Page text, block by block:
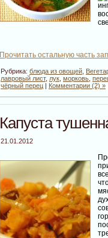
Прочитать остальную часть
Рубрика: блюда из овощей
лавровый лист, лук морковь
чёрный перец
Комментарии (2) »
Капуста
21.01.2012